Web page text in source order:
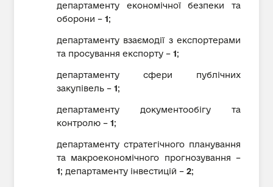
департаменту економічної безпеки та
оборони – 1;
департаменту взаємодії з експортерами
та просування експорту – 1;
департаменту сфери публічних
закупівель – 1;
департаменту документообігу та
контролю – 1;
департаменту стратегічного планування
та макроекономічного прогнозування –
1; департаменту інвестицій – 2;